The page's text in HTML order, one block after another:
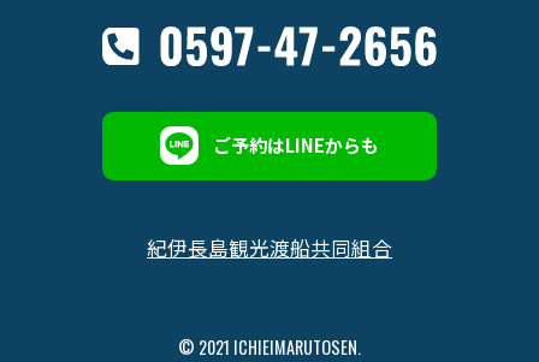
ご予約はLINEからも
紀伊長島観光渡船共同組合
© 2021 ICHIEIMARUTOSEN.